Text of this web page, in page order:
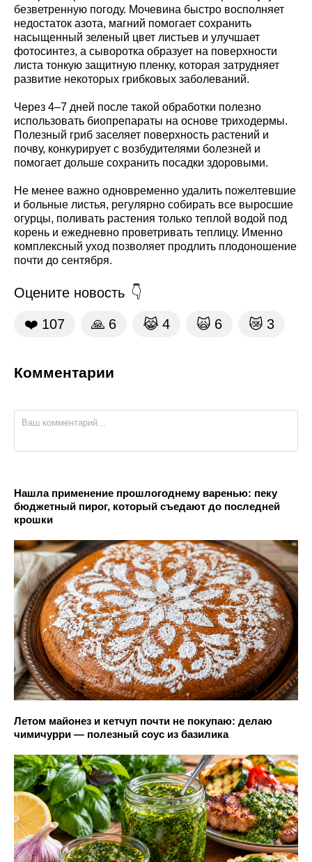
безветренную погоду. Мочевина быстро восполняет
недостаток азота, магний помогает сохранить
насыщенный зеленый цвет листьев и улучшает
фотосинтез, а сыворотка образует на поверхности
листа тонкую защитную пленку, которая затрудняет
развитие некоторых грибковых заболеваний.
Через 4–7 дней после такой обработки полезно
использовать биопрепараты на основе триходермы.
Полезный гриб заселяет поверхность растений и
почву, конкурирует с возбудителями болезней и
помогает дольше сохранить посадки здоровыми.
Не менее важно одновременно удалить пожелтевшие
и больные листья, регулярно собирать все выросшие
огурцы, поливать растения только теплой водой под
корень и ежедневно проветривать теплицу. Именно
комплексный уход позволяет продлить плодоношение
почти до сентября.
Оцените новость
❤️ 107 🙏 6 😹 4 🙀 6 😿 3
Комментарии
Нашла применение прошлогоднему варенью: пеку
бюджетный пирог, который съедают до последней
крошки
Летом майонез и кетчуп почти не покупаю: делаю
чимичурри — полезный соус из базилика